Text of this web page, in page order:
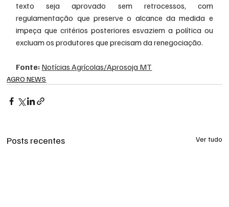
texto seja aprovado sem retrocessos, com
regulamentação que preserve o alcance da medida e
impeça que critérios posteriores esvaziem a política ou
excluam os produtores que precisam da renegociação.
Fonte: Notícias Agrícolas/Aprosoja MT
AGRO NEWS
Posts recentes Ver tudo